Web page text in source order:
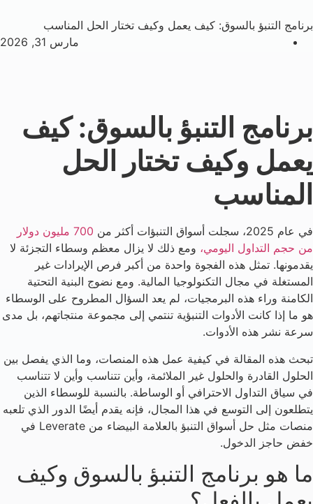
برنامج التنبؤ بالسوق: كيف يعمل وكيف تختار الحل المناسب
مارس 31, 2026
برنامج التنبؤ بالسوق: كيف
يعمل وكيف تختار الحل
المناسب
في عام 2025، سجلت أسواق التنبؤات أكثر من
700 مليون دولار
من حجم التداول اليومي، ومع ذلك لا يزال معظم وسطاء التجزئة لا
يقدمونها. تمثل هذه الفجوة واحدة من أكبر فرص الإيرادات غير
المستغلة في مجال التكنولوجيا المالية. ومع نضوج البنية التحتية
الكامنة وراء هذه البرمجيات، لم يعد السؤال المطروح على الوسطاء
هو ما إذا كانت الأدوات التنبؤية تنتمي إلى مجموعة منتجاتهم، بل مدى
سرعة نشر هذه الأدوات.
تبحث هذه المقالة في كيفية عمل هذه المنصات، وما الذي يفصل بين
الحلول القادرة والحلول غير الملائمة، وأين تتناسب وأين لا تتناسب
في سياق التداول الاحترافي أو الوساطة. بالنسبة للوسطاء الذين
يتطلعون إلى التوسع في هذا المجال، فإنه يقدم أيضًا الدور الذي تلعبه
منصات مثل حل أسواق التنبؤ بالعلامة البيضاء من Leverate في
خفض حاجز الدخول.
ما هو برنامج التنبؤ بالسوق وكيف